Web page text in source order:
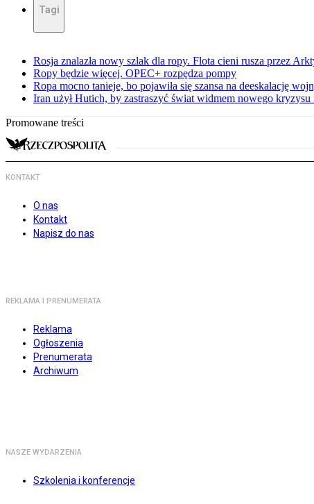
Tagi
Rosja znalazła nowy szlak dla ropy. Flota cieni rusza przez
Ropy będzie więcej. OPEC+ rozpędza pompy
Ropa mocno tanieje, bo pojawiła się szansa na deeskalację
Iran użył Hutich, by zastraszyć świat widmem nowego kryzysu
Promowane treści
KONTAKT
O nas
Kontakt
Napisz do nas
REKLAMA I PRENUMERATA
Reklama
Ogłoszenia
Prenumerata
Archiwum
NASZE WYDARZENIA
Szkolenia i konferencje